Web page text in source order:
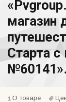
магазин
Старта с
О товаре